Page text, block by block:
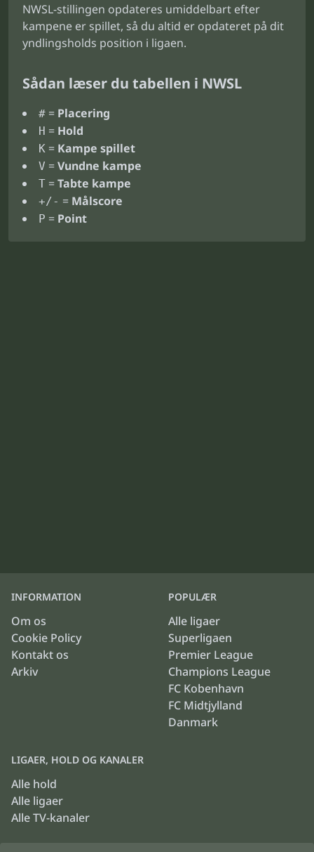
NWSL-stillingen opdateres umiddelbart efter
kampene er spillet, så du altid er opdateret på dit
yndlingsholds position i ligaen.
Sådan læser du tabellen i NWSL
# = Placering
H = Hold
K = Kampe spillet
V =Vundne kampe
T =Tabte kampe
+/- = Målscore
P = Point
INFORMATION
Om os
Cookie Policy
Kontakt os
Arkiv
POPULÆR
Alle ligaer
Superligaen
Premier League
Champions League
FC Kobenhavn
FC Midtjylland
Danmark
LIGAER, HOLD OG KANALER
Alle hold
Alle ligaer
Alle TV-kanaler